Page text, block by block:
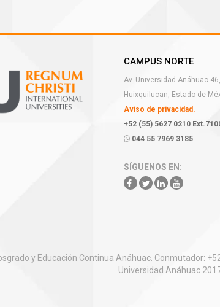
CAMPUS NORTE
Av. Universidad Anáhuac
Huixquilucan, Estado de
Aviso de privacidad.
+52 (55) 5627 0210
044 55 7969 3185
SÍGUENOS EN:
y Educación Continua Anáhuac. Conmutador:
Universidad Anáhuac